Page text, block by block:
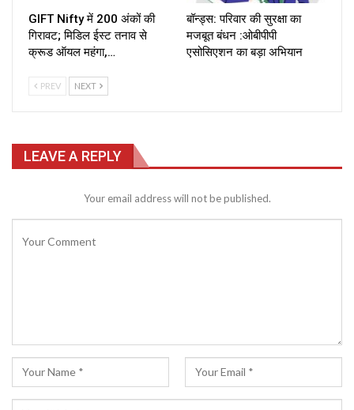
GIFT Nifty में 200 अंकों की
गिरावट; मिडिल ईस्ट तनाव से
क्रूड ऑयल महंगा,…
बॉन्ड्स: परिवार की सुरक्षा का
मजबूत बंधन :ओबीपीपी
एसोसिएशन का बड़ा अभियान
PREV NEXT
LEAVE A REPLY
Your email address will not be published.